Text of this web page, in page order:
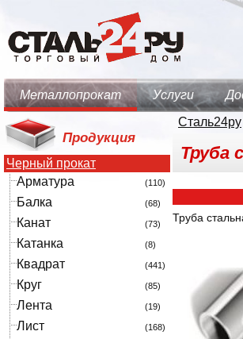
Металлопрокат Услуги
Продукция
Черный прокат
Арматура
(110)
Балка (68)
Канат (73)
Катанка (8)
Квадрат (441)
Круг (85)
Лента (19)
Лист (168)
Сталь24ру
Труба
Труба